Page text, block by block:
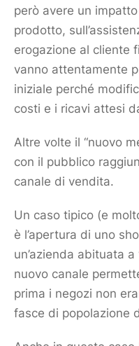
però avere un
prodotto,
erogazione al cliente
vanno attentamente
iniziale perché
costi e i ricavi attesi
Altre volte il “nuovo
con il pubblico
canale di vendita.
Un caso tipico (e
è l’apertura di uno
un’azienda abituata
nuovo canale
prima i negozi non
fasce di popolazione